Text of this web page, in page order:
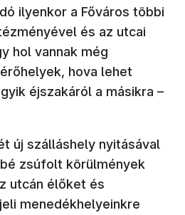
ilyenkor a Főváros többi
és az utcai
hol vannak még
hova lehet
éjszakáról a másikra –
új szálláshely nyitásával
zsúfolt körülmények
utcán élőket és
menedékhelyeinkre